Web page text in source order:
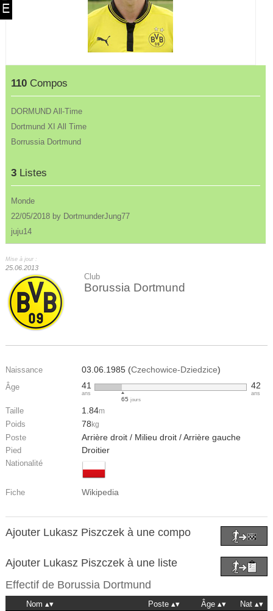
110 Compos
DORMUND All-Time
Dortmund XI All Time
Borrussia Dortmund
3 Listes
Monde
22/05/2018 by DortmunderJung77
juju14
Mise à jour :
25.06.2013
Club
Borussia Dortmund
Naissance 03.06.1985 (Czechowice-Dziedzice)
Âge 41
ans
65jours
42
ans
Taille 1.84m
Poids 78 kg
Poste Arrière droit / Milieu droit / Arrière gauche
Pied Droitier
Nationalité
Fiche Wikipedia
Ajouter Lukasz Piszczek à une compo
Ajouter Lukasz Piszczek à une liste
Effectif de Borussia Dortmund
Nom Poste Âge
Nat